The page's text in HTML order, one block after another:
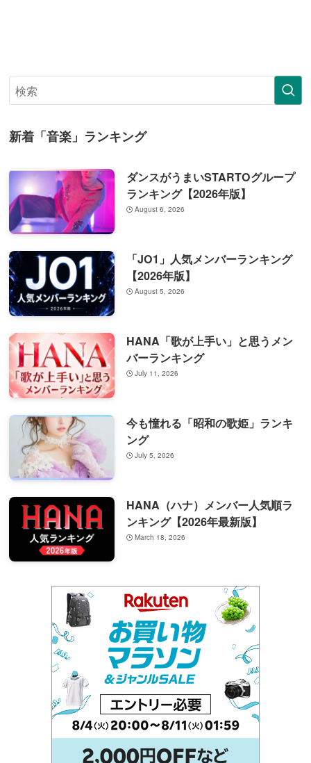
新着「音楽」ランキング
ダンスがうまいSTARTOグループ
ランキング【2026年版】
August 6, 2026
「JO1」人気メンバーランキング
【2026年版】
August 5, 2026
HANA「歌が上手い」と思うメン
バーランキング
July 11, 2026
今も憧れる「昭和の歌姫」ランキ
ング
July 5, 2026
HANA（ハナ）メンバー人気順ラ
ンキング【2026年最新版】
March 18, 2026